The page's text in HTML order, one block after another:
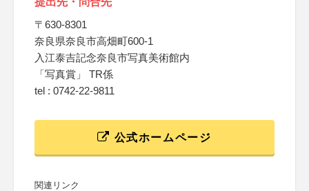
〒630-8301
奈良県奈良市高畑町600-1
入江泰吉記念奈良市写真美術館内
「写真賞」 TR係
tel : 0742-22-9811
公式ホームページ
関連リンク